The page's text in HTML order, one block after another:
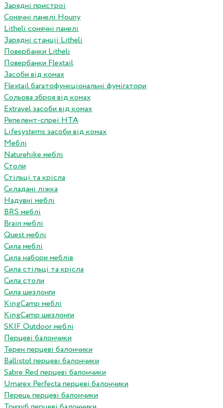
Зарядні пристрої
Сонячні панелі Houny
Litheli сонячні панелі
Зарядні станції Litheli
Повербанки Litheli
Повербанки Flextail
Засоби від комах
Flextail багатофункціональні фумігатори
Сольова зброя від комах
Extravel засоби від комах
Репелент-спреї HTA
Lifesystems засоби від комах
Меблі
Naturehike меблі
Столи
Стільці та крісла
Складані ліжка
Надувні меблі
BRS меблі
Brain меблі
Quest меблі
Сила меблі
Сила набори меблів
Сила стільці та крісла
Сила столи
Сила шезлонги
KingCamp меблі
KingCamp шезлонги
SKIF Outdoor меблі
Перцеві балончики
Терен перцеві балончики
Ballistol перцеві балончики
Sabre Red перцеві балончики
Umarex Perfecta перцеві балончики
Перець перцеві балончики